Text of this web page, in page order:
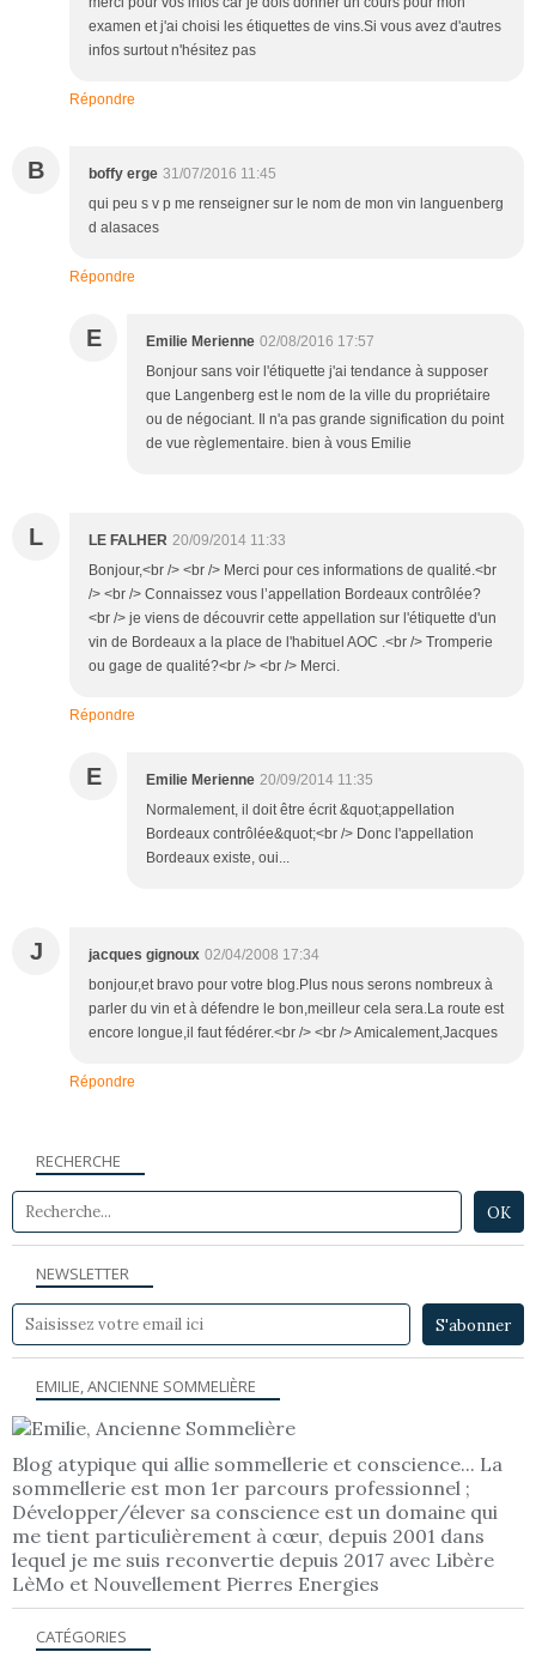
examen et j'ai choisi les étiquettes de vins.Si vous avez d'autres
infos surtout n'hésitez pas
Répondre
B boffy erge 31/07/2016 11:45
qui peu s v p me renseigner sur le nom de mon vin languenberg
d alasaces
Répondre
E Emilie Merienne 02/08/2016 17:57
Bonjour sans voir l'étiquette j'ai tendance à supposer
que Langenberg est le nom de la ville du propriétaire
ou de négociant. Il n'a pas grande signification du point
de vue règlementaire. bien à vous Emilie
L LE FALHER 20/09/2014 11:33
Bonjour,<br /> <br /> Merci pour ces informations de qualité.<br
/> <br /> Connaissez vous l’appellation Bordeaux contrôlée?
<br /> je viens de découvrir cette appellation sur l'étiquette d'un
vin de Bordeaux a la place de l'habituel AOC .<br /> Tromperie
ou gage de qualité?<br /> <br /> Merci.
Répondre
E Emilie Merienne 20/09/2014 11:35
Normalement, il doit être écrit &quot;appellation
Bordeaux contrôlée&quot;<br /> Donc l'appellation
Bordeaux existe, oui...
J jacques gignoux 02/04/2008 17:34
bonjour,et bravo pour votre blog.Plus nous serons nombreux à
parler du vin et à défendre le bon,meilleur cela sera.La route est
encore longue,il faut fédérer.<br /> <br /> Amicalement,Jacques
Répondre
NEWSLETTER
RECHERCHE
EMILIE, ANCIENNE SOMMELIÈRE
Blog atypique qui allie sommellerie et conscience... La
sommellerie est mon 1er parcours professionnel ;
Développer/élever sa conscience est un domaine qui
me tient particulièrement à cœur, depuis 2001 dans
lequel je me suis reconvertie depuis 2017 avec Libère
LèMo et Nouvellement Pierres Energies
CATÉGORIES